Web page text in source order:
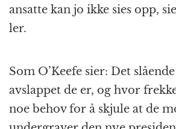
ansatte kan jo ikke sies opp,
ler.
Som O’Keefe sier: Det
avslappet de er, og hvor
noe behov for å skjule at de